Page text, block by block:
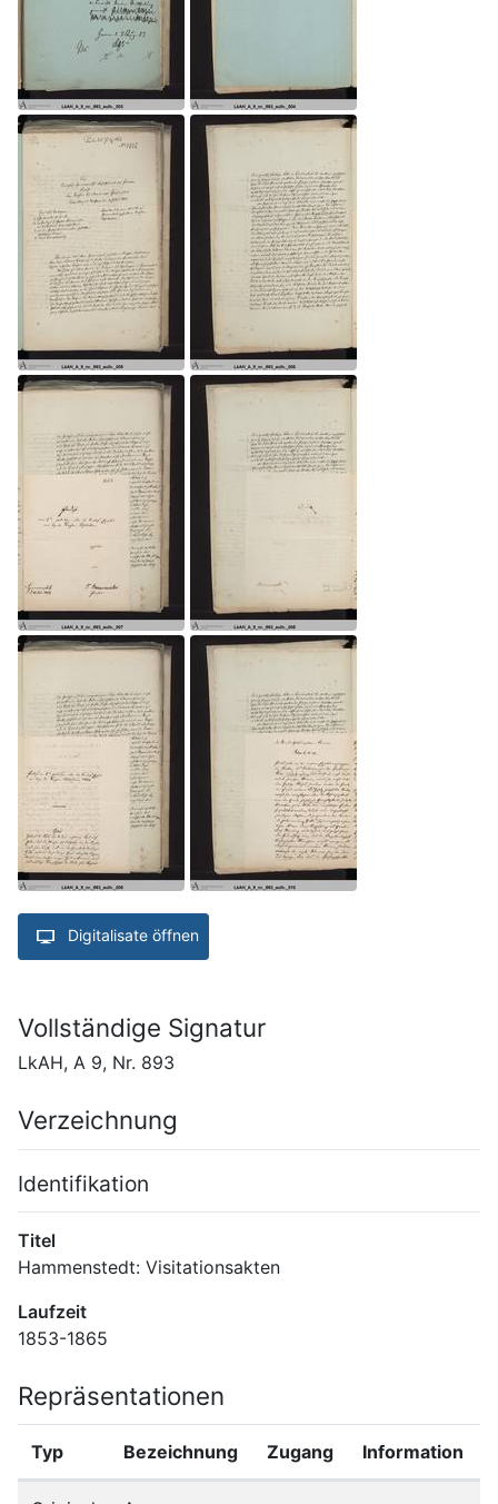
Digitalisate öffnen
Vollständige Signatur
LkAH, A 9, Nr. 893
Verzeichnung
Identifikation
Titel
Hammenstedt: Visitationsakten
Laufzeit
1853-1865
Repräsentationen
Typ Bezeichnung Zugang Information